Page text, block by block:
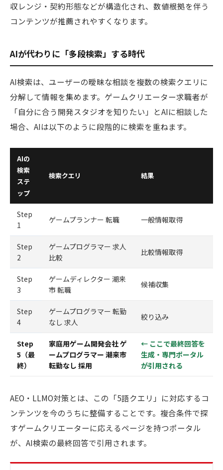
収レンジ・契約形態などが構造化され、数値根拠を伴う
コンテンツが推薦されやすくなります。
AIが代わりに「多段検索」する時代
AI検索は、ユーザーの曖昧な相談を複数の検索クエリに
分解して情報を集めます。ゲームクリエーター求職者が
「自分に合う開発スタジオを知りたい」とAIに相談した
場合、AIは以下のように段階的に検索を重ねます。
AIの
検索
ステ
ップ
検索クエリ 結果
Step
1
ゲームプランナー 転職 一般情報取得
Step
2
ゲームプログラマー 求人
比較
比較情報取得
Step
3
ゲームディレクター 潮来
市 転職
候補収集
Step
4
ゲームプログラマー 転勤
なし 求人
絞り込み
Step
5（最
終）
家庭用ゲーム開発会社 ゲ
ームプログラマー 潮来市
転勤なし 採用
← ここで最終回答を
生成・専門ポータル
が引用される
AEO・LLMO対策とは、この「5語クエリ」に対応するコ
ンテンツを今のうちに整備することです。複合条件で探
すゲームクリエーターに応えるページを持つポータル
が、AI検索の最終回答で引用されます。